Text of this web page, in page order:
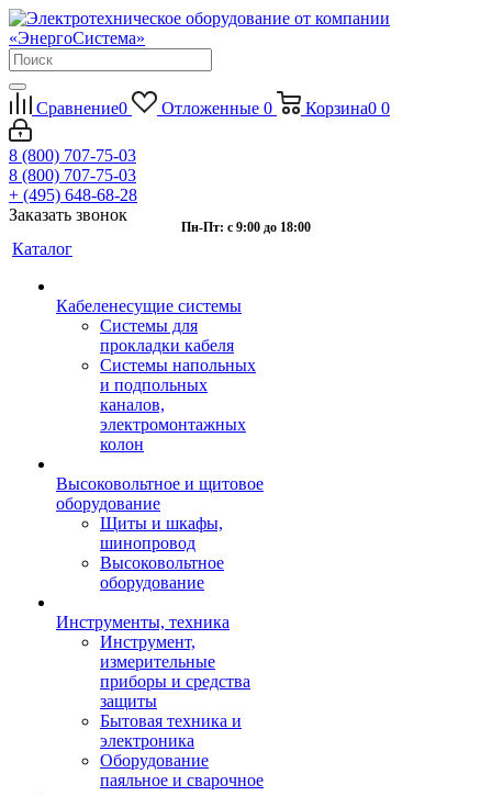
Сравнение0 Отложенные 0 Корзина0 0
8 (800) 707-75-03
8 (800) 707-75-03
+ (495) 648-68-28
Заказать звонок
Пн-Пт: с 9:00 до 18:00
Каталог
Кабеленесущие системы
Системы для
прокладки кабеля
Системы напольных
и подпольных
каналов,
электромонтажных
колон
Высоковольтное и щитовое
оборудование
Щиты и шкафы,
шинопровод
Высоковольтное
оборудование
Инструменты, техника
Инструмент,
измерительные
приборы и средства
защиты
Бытовая техника и
электроника
Оборудование
паяльное и сварочное